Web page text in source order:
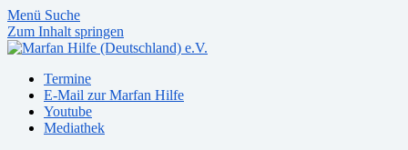
Menü Suche
Zum Inhalt springen
Termine
E-Mail zur Marfan Hilfe
Youtube
Mediathek